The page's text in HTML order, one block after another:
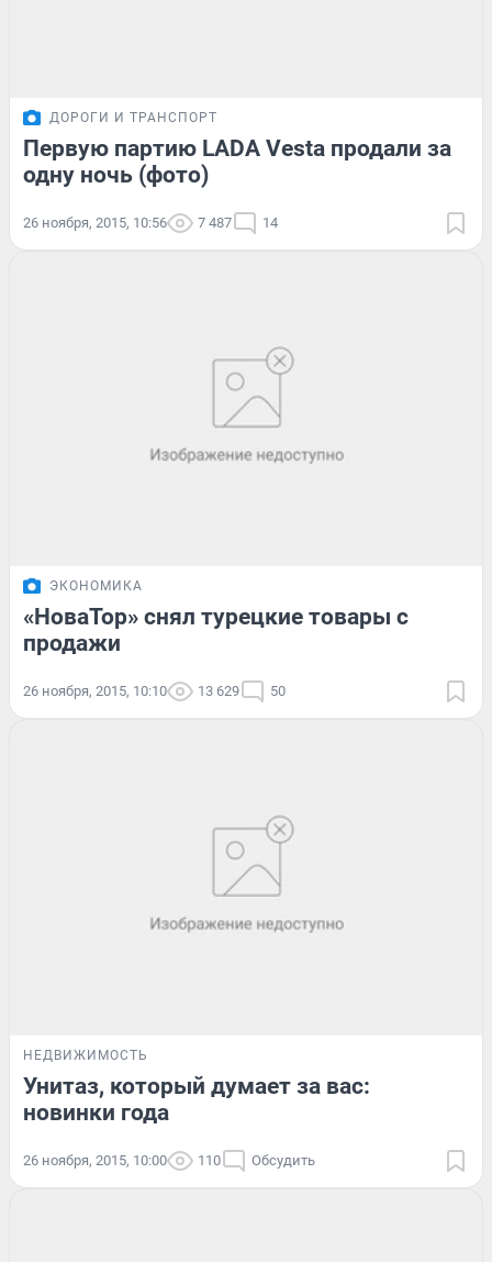
ДОРОГИ И ТРАНСПОРТ
Первую партию LADA Vesta продали за
одну ночь (фото)
26 ноября, 2015, 10:56 7 487 14
ЭКОНОМИКА
«НоваТор» снял турецкие товары с
продажи
26 ноября, 2015, 10:10 13 629 50
НЕДВИЖИМОСТЬ
Унитаз, который думает за вас:
новинки года
26 ноября, 2015, 10:00 110 Обсудить